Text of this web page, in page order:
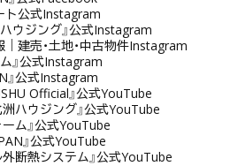
ト公式Instagram
ウジング』公式Instagram
建売・土地・中古物件Instagram
』公式Instagram
』公式Instagram
Official』公式YouTube
洲ハウジング』公式YouTube
ーム』公式YouTube
』公式YouTube
外断熱システム』公式YouTube